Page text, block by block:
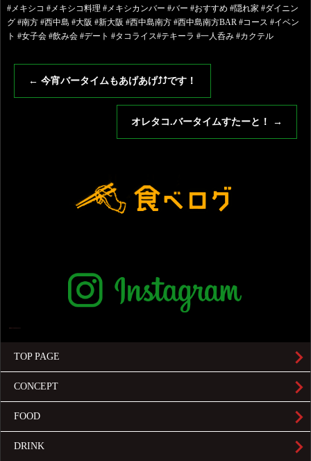
#メキシコ #メキシコ料理 #メキシカンバー #バー #おすすめ #隠れ家 #ダイニン
グ #南方 #西中島 #大阪 #新大阪 #西中島南方 #西中島南方BAR #コース #イベン
ト #女子会 #飲み会 #デート #タコライス#テキーラ #一人呑み #カクテル
← 今宵バータイムもあげあげ⤴︎⤴︎です！
オレタコ.バータイムすたーと！ →
TOP PAGE
CONCEPT
FOOD
DRINK